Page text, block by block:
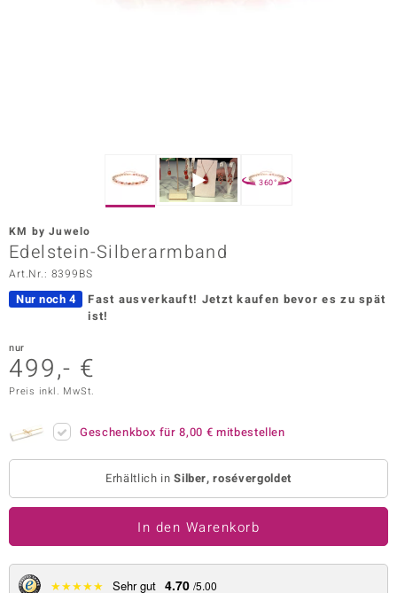
Vogue
BY DE MELO
360°
KM by Juwelo
Edelstein-Silberarmband
Art.Nr.: 8399BS
Nur noch 4 Fast ausverkauft! Jetzt kaufen bevor es zu spät
ist!
nur
499,- €
Preis inkl. MwSt.
Geschenkbox für8,00 € mitbestellen
Erhältlich inSilber, rosévergoldet
In den Warenkorb
★★★★★ Sehr gut 4.70 /5.00